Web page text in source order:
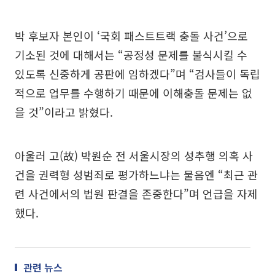
박 후보자 본인이 ‘국회 패스트트랙 충돌 사건’으로
기소된 것에 대해서는 “공정성 문제를 불식시킬 수
있도록 신중하게 공판에 임하겠다”며 “검사들이 독립
적으로 업무를 수행하기 때문에 이해충돌 문제는 없
을 것”이라고 밝혔다.
아울러 고(故) 박원순 전 서울시장의 성추행 의혹 사
건을 권력형 성범죄로 평가하느냐는 물음엔 “최근 관
련 사건에서의 법원 판결을 존중한다”며 언급을 자제
했다.
관련 뉴스